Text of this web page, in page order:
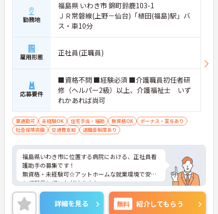
勤務地
福島県 いわき市 錦町鈴鹿103-1
ＪＲ常磐線(上野－仙台)「植田(福島)駅」バ
ス・車10分
雇用形態 正社員(正職員)
応募要件
■資格不問 ■経験必須 ■介護職員初任者研
修（ヘルパー2級）以上、介護福祉士 いず
れかあれば尚可
車通勤可 未経験OK 住宅手当・補助 無資格OK
ボーナス・賞与あり
社会保険完備
交通費支給 退職金制度あり
福島県いわき市に位置する病院における、正社員看
護助手の募集です！
無資格・未経験可☆アットホームな就業環境で安心
して就業していただけます！
ご興味ある方には、面接対策ポイントなど、さらに
詳細をお話しいたしますのでお気軽にご相談くださ
い。
詳細を見る 無料 紹介してもらう